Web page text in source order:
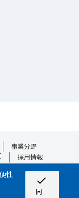
事業分野
採用情報
Cookieポリシー
性
check
同